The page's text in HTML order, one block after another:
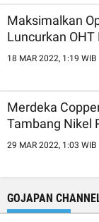
Maksimalkan
Luncurkan OHT
18 MAR 2022, 1:19 WIB
Merdeka
Tambang Nikel
29 MAR 2022, 1:03 WIB
GOJAPAN